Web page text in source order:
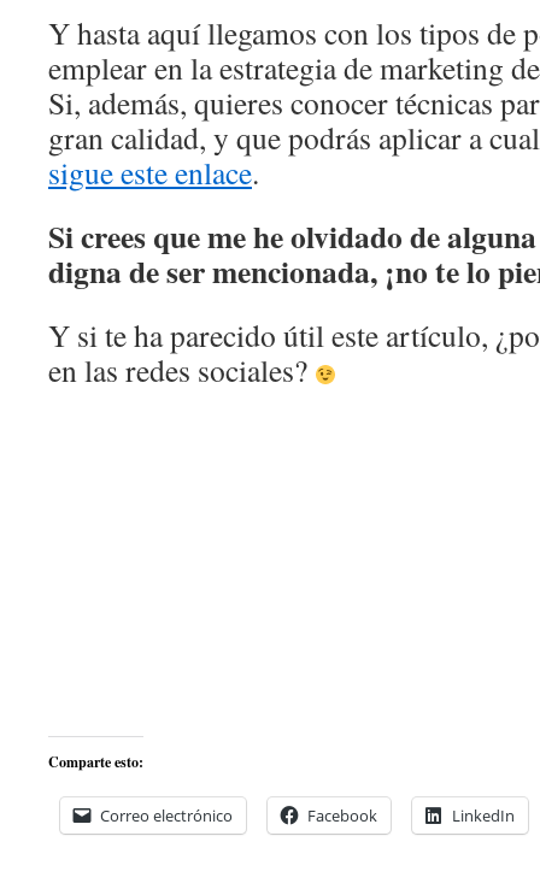
Y hasta aquí llegamos con los tipos de
emplear en la estrategia de marketing
Si, además, quieres conocer técnicas
gran calidad, y que podrás aplicar a
sigue este enlace.
Si crees que me he olvidado de
digna de ser mencionada, ¡no te lo
Y si te ha parecido útil este artículo,
en las redes sociales?
Comparte esto:
Correo electrónico Facebook LinkedIn